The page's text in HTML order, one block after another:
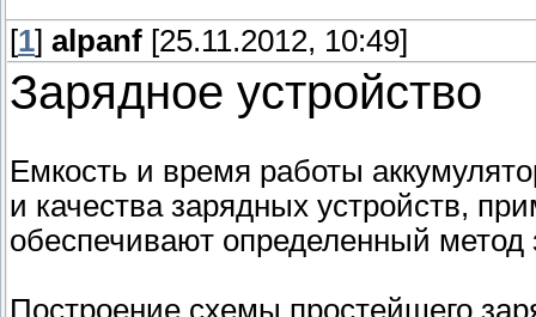
[1] alpanf [25.11.2012, 10:49]
Зарядное устройство
Емкость и время работы
и качества зарядных устройств,
обеспечивают определенный
Построение схемы простейшего